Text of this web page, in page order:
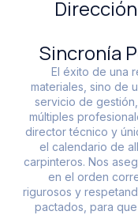
Sincronía
El éxito de una
materiales, sino de
servicio de
múltiples
director técnico y
el calendario de
carpinteros. Nos
en el orden
rigurosos y
pactados, para